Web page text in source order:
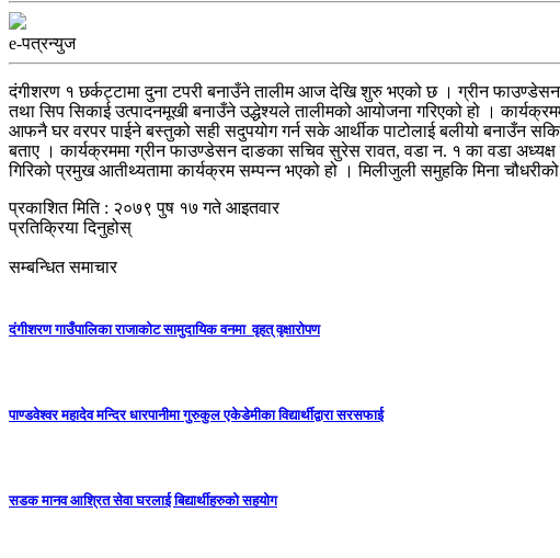
e-पत्रन्युज
दंगीशरण १ छर्कट्टामा दुना टपरी बनाउँने तालीम आज देखि शुरु भएको छ । ग्रीन
तथा सिप सिकाई उत्पादनमूखी बनाउँने उद्धेश्यले तालीमको आयोजना गरिएको हो ।
आफनै घर वरपर पाईने बस्तुको सही सदुपयोग गर्न सके आर्थीक पाटोलाई बलीयो बनाउँन
बताए । कार्यक्रममा ग्रीन फाउण्डेसन दाङका सचिव सुरेस रावत, वडा न. १ का वडा
गिरिको प्रमुख आतीथ्यतामा कार्यक्रम सम्पन्न भएको हो । मिलीजुली समुहकि मिना
प्रकाशित मिति : २०७९ पुष १७ गते आइतवार
प्रतिक्रिया दिनुहोस्
सम्बन्धित समाचार
दंगीशरण गाउँपालिका राजाकाेट सामुदायिक वनमा वृहत् वृक्षारोपण
पाण्डवेश्वर महादेव मन्दिर धारपानीमा गुरुकुल एकेडेमीका विद्यार्थीद्वारा सरसफाई
सडक मानव आश्रित सेवा घरलाई बिद्यार्थीहरुको सहयोग